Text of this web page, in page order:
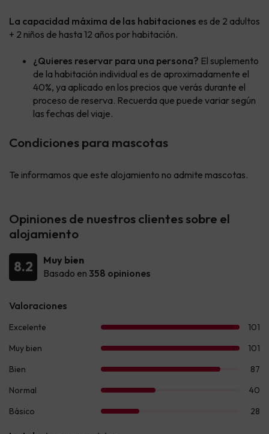
La capacidad máxima de las habitaciones es de 2 adultos
+ 2 niños de hasta 12 años por habitación.
¿Quieres reservar para una persona? El suplemento
de la habitación individual es de aproximadamente el
40%, ya aplicado en los precios que verás durante el
proceso de reserva. Recuerda que puede variar según
las fechas del viaje.
Condiciones para mascotas
Te informamos que este alojamiento no admite mascotas.
Opiniones de nuestros clientes sobre el
alojamiento
8.2
Muy bien
Basado en 358 opiniones